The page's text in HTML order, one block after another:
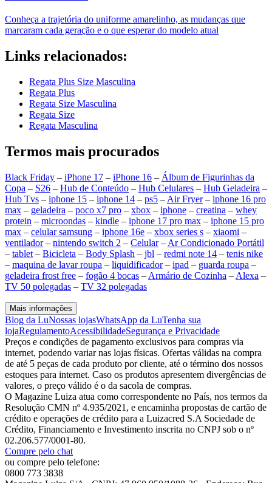
Conheça a trajetória do uniforme amarelinho, as mudanças que
marcaram cada geração e o que esperar do modelo atual
Links relacionados:
Regata Plus Size Masculina
Regata Plus
Regata Size Masculina
Regata Size
Regata Masculina
Termos mais procurados
Black Friday – iPhone 17 – iPhone 16 – Álbum de Figurinhas da
Copa – S26 – Hub de Conteúdo – Hub Celulares – Hub Geladeira –
Hub Tvs – iphone 15 – iphone 14 – ps5 – Air Fryer– iphone 16 pro
max – geladeira – poco x7 pro – xbox – iphone – creatina – whey
protein – microondas – kindle – iphone 17 pro max – iphone 15 pro
max – celular samsung – iphone 16e – xbox series s – xiaomi –
ventilador– nintendo switch 2 – Celular– Ar Condicionado Portátil
– tablet – Bicicleta – Body Splash – jbl – redmi note 14 – tenis nike
– maquina de lavar roupa – liquidificador– ipad – guarda roupa –
geladeira frost free – fogão 4 bocas – Armário de Cozinha – Alexa –
TV 50 polegadas – TV 32 polegadas
Mais informações
Blog da LuNossas lojasWhatsApp da LuTenha sua
lojaRegulamentoAcessibilidadeSegurança e Privacidade
Preços e condições de pagamento exclusivos para compras via
internet, podendo variar nas lojas físicas. Ofertas válidas na compra
de até 5 peças de cada produto por cliente, até o término dos nossos
estoques para internet. Caso os produtos apresentem divergências de
valores, o preço válido é o da sacola de compras.
O Magazine Luiza atua como correspondente no País, nos termos da
Resolução CMN nº 4.935/2021, e encaminha propostas de cartão de
crédito e operações de crédito para a Luizacred S.A Sociedade de
Crédito, Financiamento e Investimento inscrita no CNPJ sob o nº
02.206.577/0001-80.
Compre pelo chat
ou compre pelo telefone:
0800 773 3838